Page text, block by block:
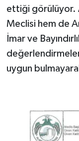
ettiği görülüyor.
Meclisi hem de
İmar ve
uygun